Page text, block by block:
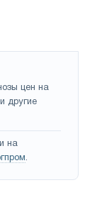
цен на
другие
на
.